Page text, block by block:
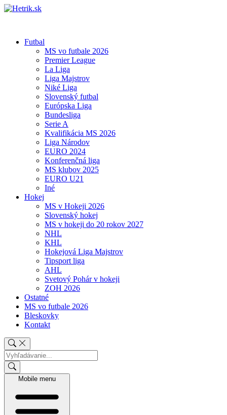
Futbal
MS vo futbale 2026
Premier League
La Liga
Liga Majstrov
Niké Liga
Slovenský futbal
Európska Liga
Bundesliga
Serie A
Kvalifikácia MS 2026
Liga Národov
EURO 2024
Konferenčná liga
MS klubov 2025
EURO U21
Iné
Hokej
MS v Hokeji 2026
Slovenský hokej
MS v hokeji do 20 rokov 2027
NHL
KHL
Hokejová Liga Majstrov
Tipsport liga
AHL
Svetový Pohár v hokeji
ZOH 2026
Ostatné
MS vo futbale 2026
Bleskovky
Kontakt
Mobile menu